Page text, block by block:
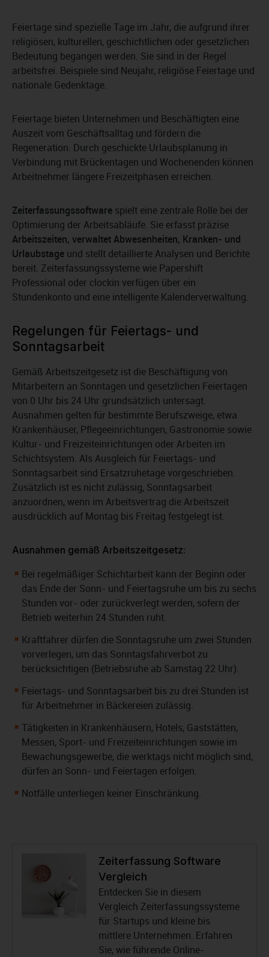
Feiertage sind spezielle Tage im Jahr, die aufgrund ihrer
religiösen, kulturellen, geschichtlichen oder gesetzlichen
Bedeutung begangen werden. Sie sind in der Regel
arbeitsfrei. Beispiele sind Neujahr, religiöse Feiertage und
nationale Gedenktage.
Feiertage bieten Unternehmen und Beschäftigten eine
Auszeit vom Geschäftsalltag und fördern die
Regeneration. Durch geschickte Urlaubsplanung in
Verbindung mit Brückentagen und Wochenenden können
Arbeitnehmer längere Freizeitphasen erreichen.
Zeiterfassungssoftware spielt eine zentrale Rolle bei der
Optimierung der Arbeitsabläufe. Sie erfasst präzise
Arbeitszeiten, verwaltet Abwesenheiten, Kranken- und
Urlaubstage und stellt detaillierte Analysen und Berichte
bereit. Zeiterfassungssysteme wie Papershift
Professional oder clockin verfügen über ein
Stundenkonto und eine intelligente Kalenderverwaltung.
Regelungen für Feiertags- und
Sonntagsarbeit
Gemäß Arbeitszeitgesetz ist die Beschäftigung von
Mitarbeitern an Sonntagen und gesetzlichen Feiertagen
von 0 Uhr bis 24 Uhr grundsätzlich untersagt.
Ausnahmen gelten für bestimmte Berufszweige, etwa
Krankenhäuser, Pflegeeinrichtungen, Gastronomie sowie
Kultur- und Freizeiteinrichtungen oder Arbeiten im
Schichtsystem. Als Ausgleich für Feiertags- und
Sonntagsarbeit sind Ersatzruhetage vorgeschrieben.
Zusätzlich ist es nicht zulässig, Sonntagsarbeit
anzuordnen, wenn im Arbeitsvertrag die Arbeitszeit
ausdrücklich auf Montag bis Freitag festgelegt ist.
Ausnahmen gemäß Arbeitszeitgesetz:
Bei regelmäßiger Schichtarbeit kann der Beginn oder
das Ende der Sonn- und Feiertagsruhe um bis zu sechs
Stunden vor- oder zurückverlegt werden, sofern der
Betrieb weiterhin 24 Stunden ruht.
Kraftfahrer dürfen die Sonntagsruhe um zwei Stunden
vorverlegen, um das Sonntagsfahrverbot zu
berücksichtigen (Betriebsruhe ab Samstag 22 Uhr).
Feiertags- und Sonntagsarbeit bis zu drei Stunden ist
für Arbeitnehmer in Bäckereien zulässig.
Tätigkeiten in Krankenhäusern, Hotels, Gaststätten,
Messen, Sport- und Freizeiteinrichtungen sowie im
Bewachungsgewerbe, die werktags nicht möglich sind,
dürfen an Sonn- und Feiertagen erfolgen.
Notfälle unterliegen keiner Einschränkung.
Zeiterfassung Software
Vergleich
Entdecken Sie in diesem
Vergleich Zeiterfassungssysteme
für Startups und kleine bis
mittlere Unternehmen. Erfahren
Sie, wie führende Online-